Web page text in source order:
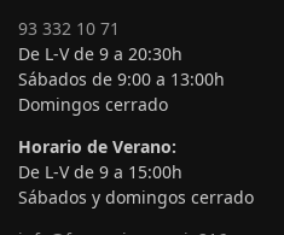
93 332 10 71
De L-V de 9 a 20:30h
Sábados de 9:00 a 13:00h
Domingos cerrado
Horario de Verano:
De L-V de 9 a 15:00h
Sábados y domingos cerrado